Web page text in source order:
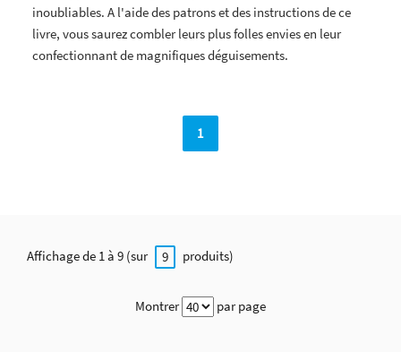
inoubliables. A l'aide des patrons et des instructions de ce
livre, vous saurez combler leurs plus folles envies en leur
confectionnant de magnifiques déguisements.
1
Affichage de 1 à 9 (sur 9 produits)
Montrer par page